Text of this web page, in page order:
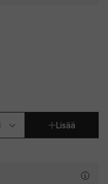
Lisää